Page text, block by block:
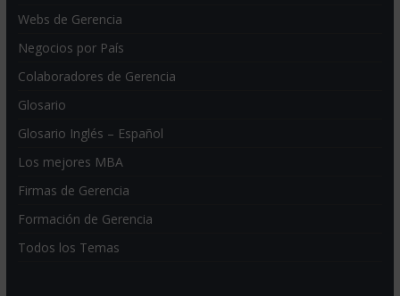
Webs de Gerencia
Negocios por País
Colaboradores de Gerencia
Glosario
Glosario Inglés – Español
Los mejores MBA
Firmas de Gerencia
Formación de Gerencia
Todos los Temas